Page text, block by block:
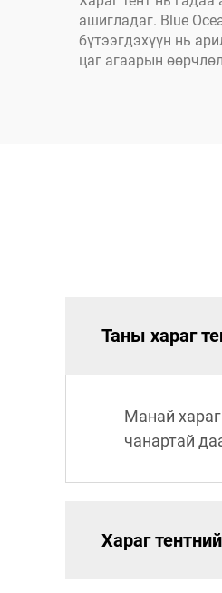
ашигладаг. Blue
бүтээгдэхүүн нь
цаг агаарын
Таны хараг
Манай
чанартай
Хараг